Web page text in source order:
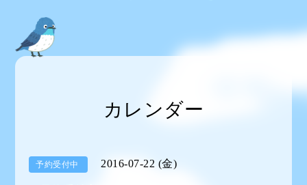
カレンダー
予約受付中 2016-07-22 (金)